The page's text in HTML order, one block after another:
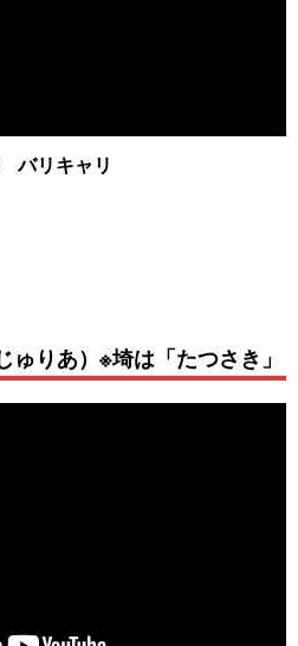
バリキャリ
りあ）※埼は「たつさき」